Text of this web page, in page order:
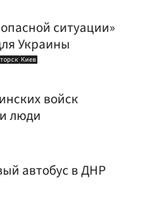
ситуации»
Украины
Киев
войск
люди
автобус в ДНР